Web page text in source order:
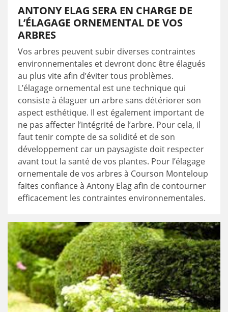
ANTONY ELAG SERA EN CHARGE DE
L’ÉLAGAGE ORNEMENTAL DE VOS
ARBRES
Vos arbres peuvent subir diverses contraintes
environnementales et devront donc être élagués
au plus vite afin d’éviter tous problèmes.
L’élagage ornemental est une technique qui
consiste à élaguer un arbre sans détériorer son
aspect esthétique. Il est également important de
ne pas affecter l’intégrité de l’arbre. Pour cela, il
faut tenir compte de sa solidité et de son
développement car un paysagiste doit respecter
avant tout la santé de vos plantes. Pour l’élagage
ornementale de vos arbres à Courson Monteloup
faites confiance à Antony Elag afin de contourner
efficacement les contraintes environnementales.